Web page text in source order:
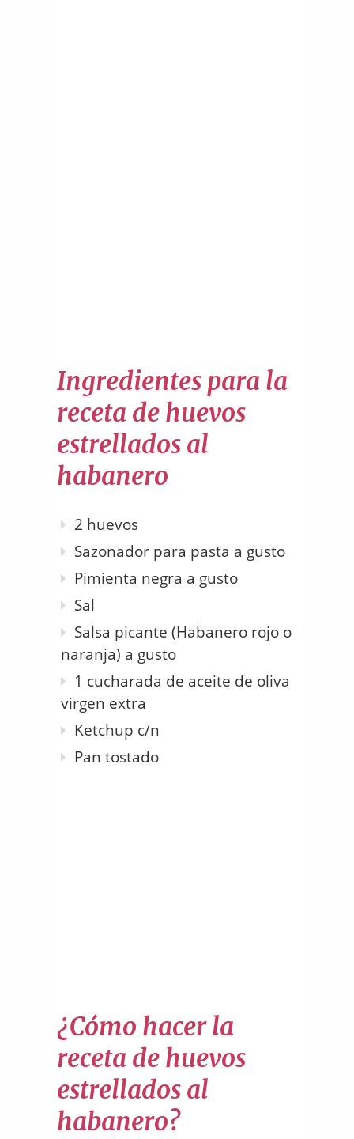
Ingredientes para la
receta de huevos
estrellados al
habanero
2 huevos
Sazonador para pasta a gusto
Pimienta negra a gusto
Sal
Salsa picante (Habanero rojo o
naranja) a gusto
1 cucharada de aceite de oliva
virgen extra
Ketchup c/n
Pan tostado
¿Cómo hacer la
receta de huevos
estrellados al
habanero?